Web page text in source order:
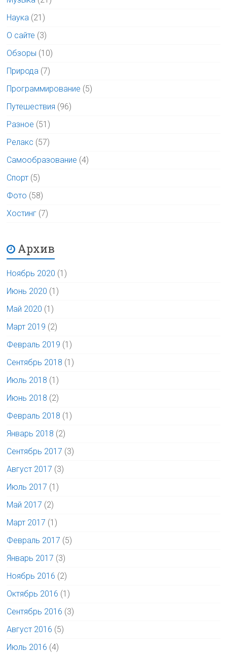
Наука (21)
О сайте (3)
Обзоры (10)
Природа (7)
Программирование (5)
Путешествия (96)
Разное (51)
Релакс (57)
Самообразование (4)
Спорт (5)
Фото (58)
Хостинг (7)
Архив
Ноябрь 2020 (1)
Июнь 2020 (1)
Май 2020 (1)
Март 2019 (2)
Февраль 2019 (1)
Сентябрь 2018 (1)
Июль 2018 (1)
Июнь 2018 (2)
Февраль 2018 (1)
Январь 2018 (2)
Сентябрь 2017 (3)
Август 2017 (3)
Июль 2017 (1)
Май 2017 (2)
Март 2017 (1)
Февраль 2017 (5)
Январь 2017 (3)
Ноябрь 2016 (2)
Октябрь 2016 (1)
Сентябрь 2016 (3)
Август 2016 (5)
Июль 2016 (4)